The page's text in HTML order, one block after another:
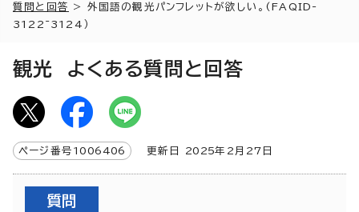
質問と回答
> 外国語の観光パンフレットが欲しい。(FAQID-
3122~3124）
観光 よくある質問と回答
ページ番号 1006406 更新日 2025年2月 27 日
質問